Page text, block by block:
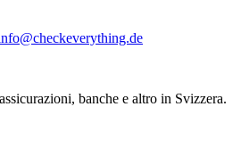
banche e altro in Svizzera.